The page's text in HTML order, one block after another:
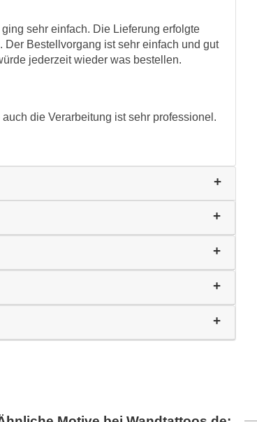
sehr einfach. Die Lieferung erfolgte
Bestellvorgang ist sehr einfach und gut
jederzeit wieder was bestellen.
die Verarbeitung ist sehr professionel.